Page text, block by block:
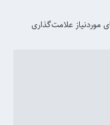
علامت‌گذاری